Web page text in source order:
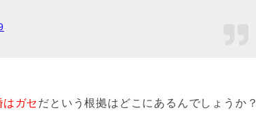
ガセだという根拠はどこにあるんでしょうか？